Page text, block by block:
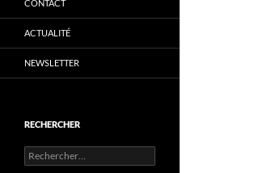
CONTACT
ACTUALITÉ
NEWSLETTER
RECHERCHER
Rechercher :